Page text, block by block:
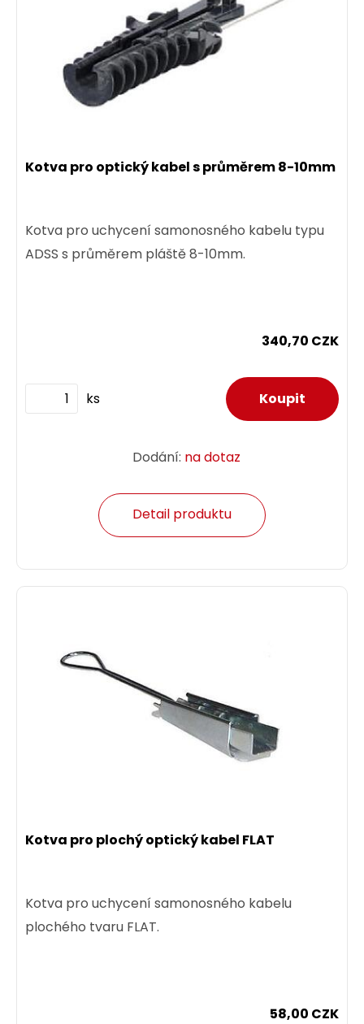
Kotva pro optický kabel s průměrem 8-10mm
Kotva pro uchycení samonosného kabelu typu
ADSS s průměrem pláště 8-10mm.
340,70 CZK
ks
Dodání: na dotaz
Detail produktu
Kotva pro plochý optický kabel FLAT
Kotva pro uchycení samonosného kabelu
plochého tvaru FLAT.
58,00 CZK